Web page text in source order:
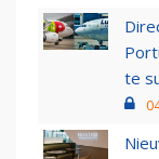
te